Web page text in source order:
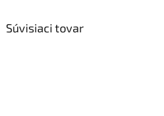
Súvisiaci tovar